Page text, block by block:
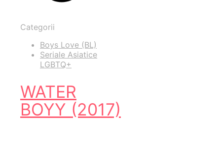
Categorii
Boys Love (BL)
Seriale Asiatice
LGBTQ+
WATER
BOYY (2017)